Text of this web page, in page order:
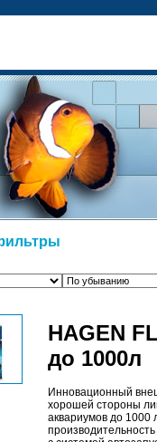
HAGEN
до 1000л
Инновационный
хорошей стороны
аквариумов до 1000